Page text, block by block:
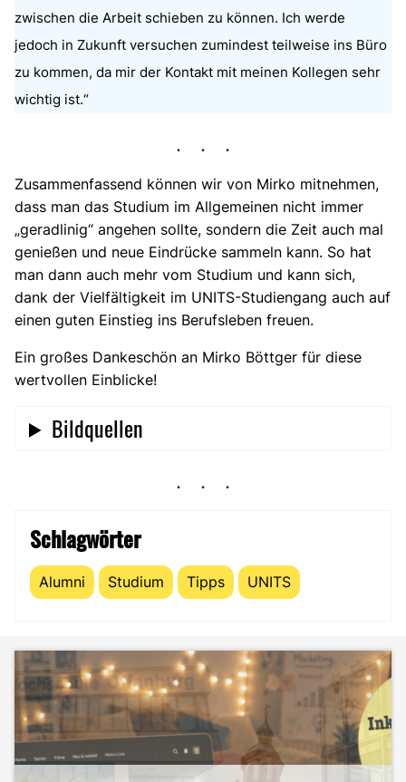
zwischen die Arbeit schieben zu können. Ich werde
jedoch in Zukunft versuchen zumindest teilweise ins Büro
zu kommen, da mir der Kontakt mit meinen Kollegen sehr
wichtig ist.“
Zusammenfassend können wir von Mirko mitnehmen,
dass man das Studium im Allgemeinen nicht immer
„geradlinig“ angehen sollte, sondern die Zeit auch mal
genießen und neue Eindrücke sammeln kann. So hat
man dann auch mehr vom Studium und kann sich,
dank der Vielfältigkeit im UNITS-Studiengang auch auf
einen guten Einstieg ins Berufsleben freuen.
Ein großes Dankeschön an Mirko Böttger für diese
wertvollen Einblicke!
Bildquellen
Schlagwörter
Alumni Studium Tipps UNITS